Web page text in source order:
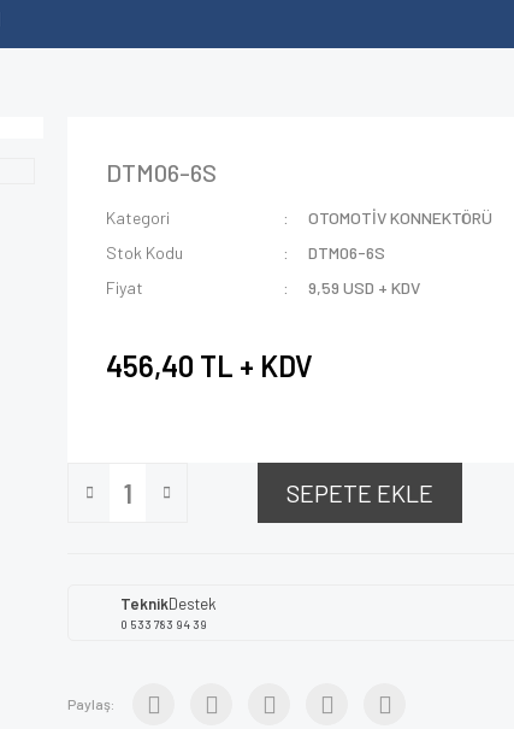
DTM06-6S
Kategori
OTOMOTİV KONNEKTÖRÜ
Stok Kodu
DTM06-6S
Fiyat
9,59 USD + KDV
456,40 TL + KDV
SEPETE EKLE
TeknikDestek
0 533 783 94 39
Paylaş: